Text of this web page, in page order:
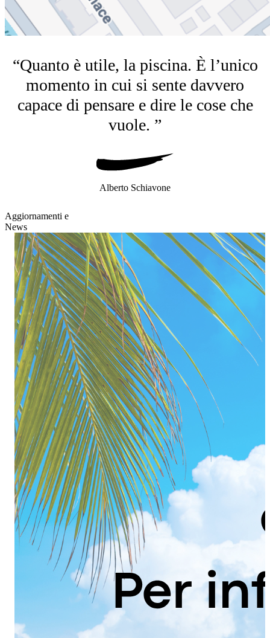
“Quanto è utile, la piscina. È l’unico
momento in cui si sente davvero
capace di pensare e dire le cose che
vuole. ”
Alberto Schiavone
Aggiornamenti e
News